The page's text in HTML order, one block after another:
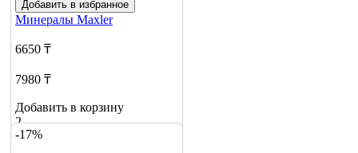
Добавить в избранное
Минералы Maxler
6650 ₸
7980 ₸
Добавить в корзину
2
-17%